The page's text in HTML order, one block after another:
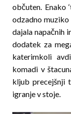
občuten. Enako
odzadno
dajala napačnih
dodatek za
katerimkoli
komadi v
kljub precejšnji
igranje v stoje.